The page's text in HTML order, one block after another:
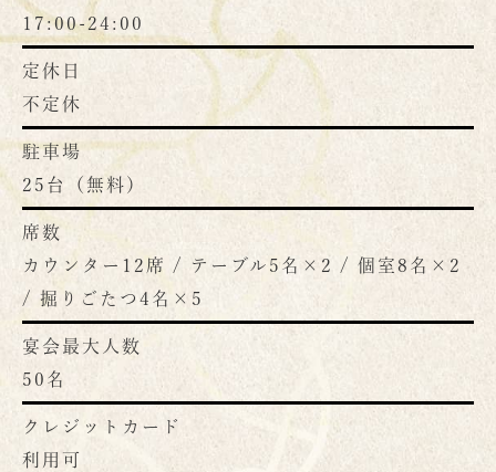
17:00-24:00
定休日
不定休
駐車場
25台（無料）
席数
カウンター12席 / テーブル5名×2 / 個室8名×2
/ 掘りごたつ4名×5
宴会最大人数
50名
クレジットカード
利用可